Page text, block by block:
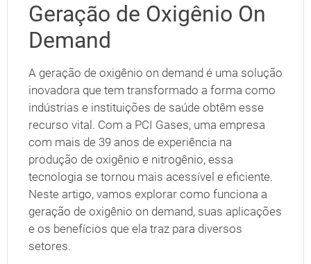
Geração de Oxigênio On
Demand
A geração de oxigênio on demand é uma solução
inovadora que tem transformado a forma como
indústrias e instituições de saúde obtêm esse
recurso vital. Com a PCI Gases, uma empresa
com mais de 39 anos de experiência na
produção de oxigênio e nitrogênio, essa
tecnologia se tornou mais acessível e eficiente.
Neste artigo, vamos explorar como funciona a
geração de oxigênio on demand, suas aplicações
e os benefícios que ela traz para diversos
setores.